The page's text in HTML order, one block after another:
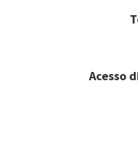
Acesso